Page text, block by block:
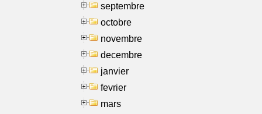
septembre
octobre
novembre
decembre
janvier
fevrier
mars